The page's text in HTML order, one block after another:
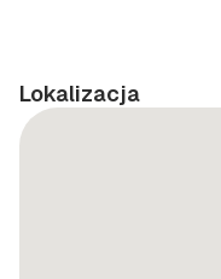
Lokalizacja